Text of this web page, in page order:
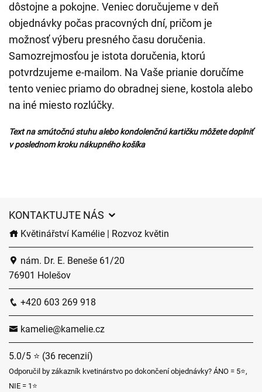
dôstojne a pokojne. Veniec doručujeme v deň
objednávky počas pracovných dní, pričom je
možnosť výberu presného času doručenia.
Samozrejmosťou je istota doručenia, ktorú
potvrdzujeme e-mailom. Na Vaše prianie doručíme
tento veniec priamo do obradnej siene, kostola alebo
na iné miesto rozlúčky.
Text na smútočnú stuhu alebo kondolenčnú kartičku môžete doplniť
v poslednom kroku nákupného košíka
KONTAKTUJTE NÁS
Květinářství Kamélie | Rozvoz květin
nám. Dr. E. Beneše 61/20
76901 Holešov
+420 603 269 918
kamelie@kamelie.cz
5.0/5 ⭐ (36 recenzií)
Odporučil by zákazník kvetinárstvo po dokončení objednávky? ÁNO = 5⭐,
NIE = 1⭐